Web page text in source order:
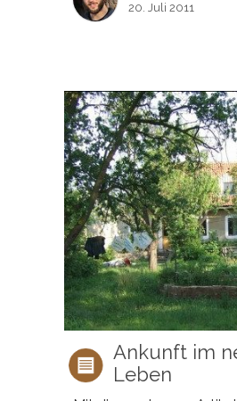
20. Juli 2011
Ankunft im
Leben